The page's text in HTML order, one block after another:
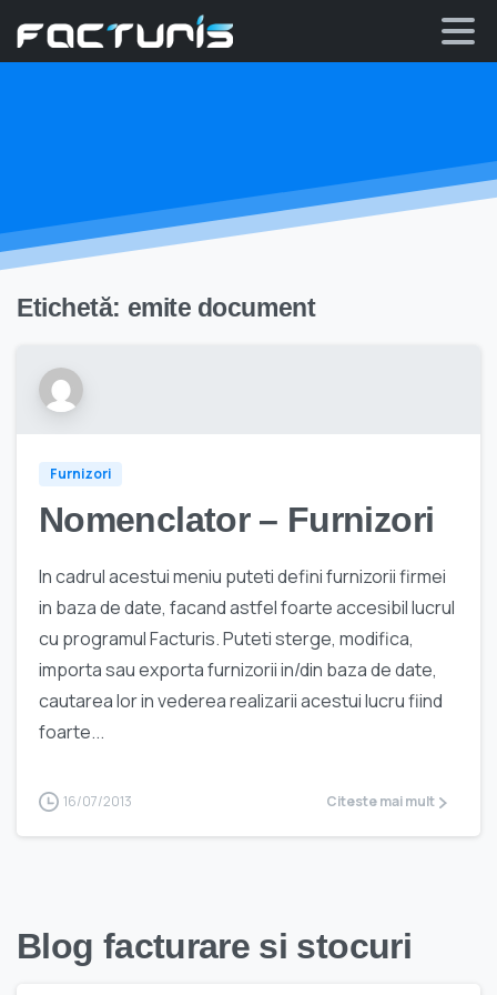
Etichetă: emite document
Furnizori
Nomenclator – Furnizori
In cadrul acestui meniu puteti defini furnizorii firmei
in baza de date, facand astfel foarte accesibil lucrul
cu programul Facturis. Puteti sterge, modifica,
importa sau exporta furnizorii in/din baza de date,
cautarea lor in vederea realizarii acestui lucru fiind
foarte...
16/07/2013 Citeste mai mult
Blog facturare si stocuri